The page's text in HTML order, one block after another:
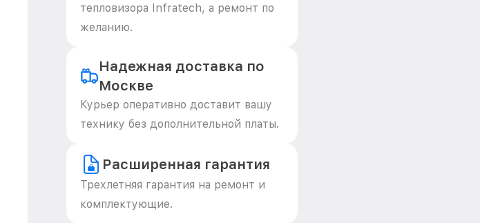
тепловизора Infratech, а ремонт по
желанию.
Надежная доставка по
Москве
Курьер оперативно доставит вашу
технику без дополнительной платы.
Расширенная гарантия
Трехлетняя гарантия на ремонт и
комплектующие.